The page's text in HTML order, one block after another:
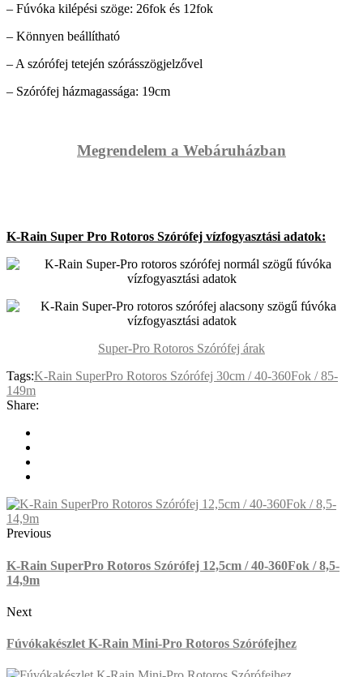
– Fúvóka kilépési szöge: 26fok és 12fok
– Könnyen beállítható
– A szórófej tetején szórásszögjelzővel
– Szórófej házmagassága: 19cm
Megrendelem a Webáruházban
K-Rain Super Pro Rotoros Szórófej vízfogyasztási adatok:
Super-Pro Rotoros Szórófej árak
Tags:K-Rain SuperPro Rotoros Szórófej 30cm / 40-360Fok / 85-
149m
Share:
Previous
K-Rain SuperPro Rotoros Szórófej 12,5cm / 40-360Fok / 8,5-
14,9m
Next
Fúvókakészlet K-Rain Mini-Pro Rotoros Szórófejhez